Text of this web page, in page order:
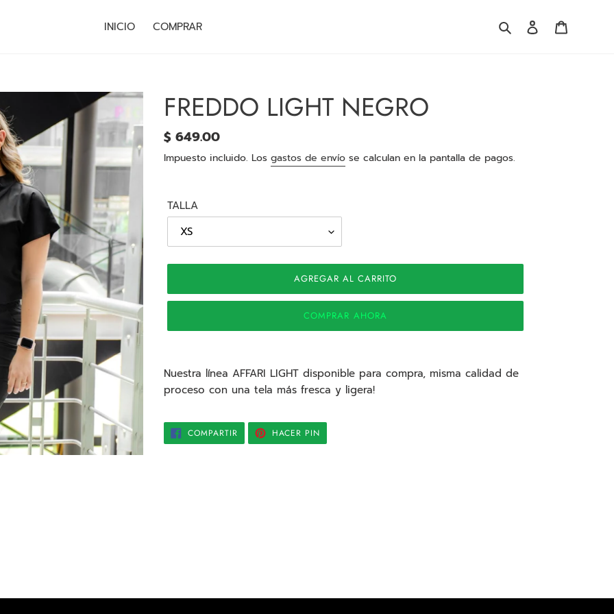
INICIO COMPRAR Buscar Ingresar
FREDDO LIGHT NEGRO
Precio
habitual
$ 649.00
Impuesto incluido. Los gastos de envío se calculan en la pantalla de pagos.
TALLA
AGREGAR AL CARRITO
COMPRAR AHORA
el
producto
carrito
Nuestra línea AFFARI LIGHT disponible para compra, misma calidad de
proceso con una tela más fresca y ligera!
COMPARTIR COMPARTIR
EN
FACEBOOK
HACER PIN
PINTEREST